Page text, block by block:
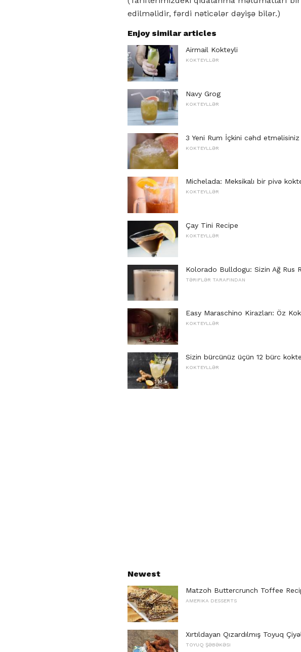
edilməlidir, fərdi nəticələr dəyişə bilər.)
Enjoy similar articles
Airmail Kokteyli
KOKTEYLLƏR
Navy Grog
KOKTEYLLƏR
3 Yeni Rum İçkini cəhd etməlisiniz
KOKTEYLLƏR
Michelada: Meksikalı bir pivə
KOKTEYLLƏR
Çay Tini Recipe
KOKTEYLLƏR
Kolorado Bulldogu: Sizin Ağ Rus
TƏRIFLƏR TARAFINDAN
Easy Maraschino Kirazları: Öz
KOKTEYLLƏR
Sizin bürcünüz üçün 12 bürc
KOKTEYLLƏR
Newest
Matzoh Buttercrunch Toffee
AMERIKA DESSERTS
Xırtıldayan Qızardılmış Toyuq
TOYUQ ŞƏBƏKƏSI